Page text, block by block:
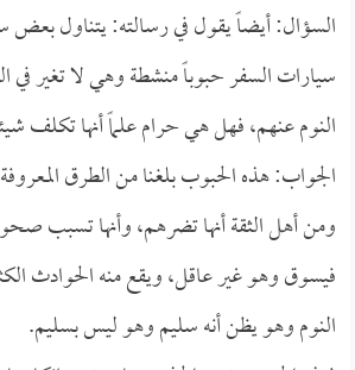
السؤال: أيضاً يقول في رسالته: يتناول بعض
سيارات السفر حبوباً منشطة وهي لا تغير في
النوم عنهم، فهل هي حرام علماً أنها تكلف
الجواب: هذه الحبوب بلغنا من الطرق
ومن أهل الثقة أنها تضرهم، وأنها تسبب
فيسوق وهو غير عاقل، ويقع منه الحوادث
النوم وهو يظن أنه سليم وهو ليس بسليم.